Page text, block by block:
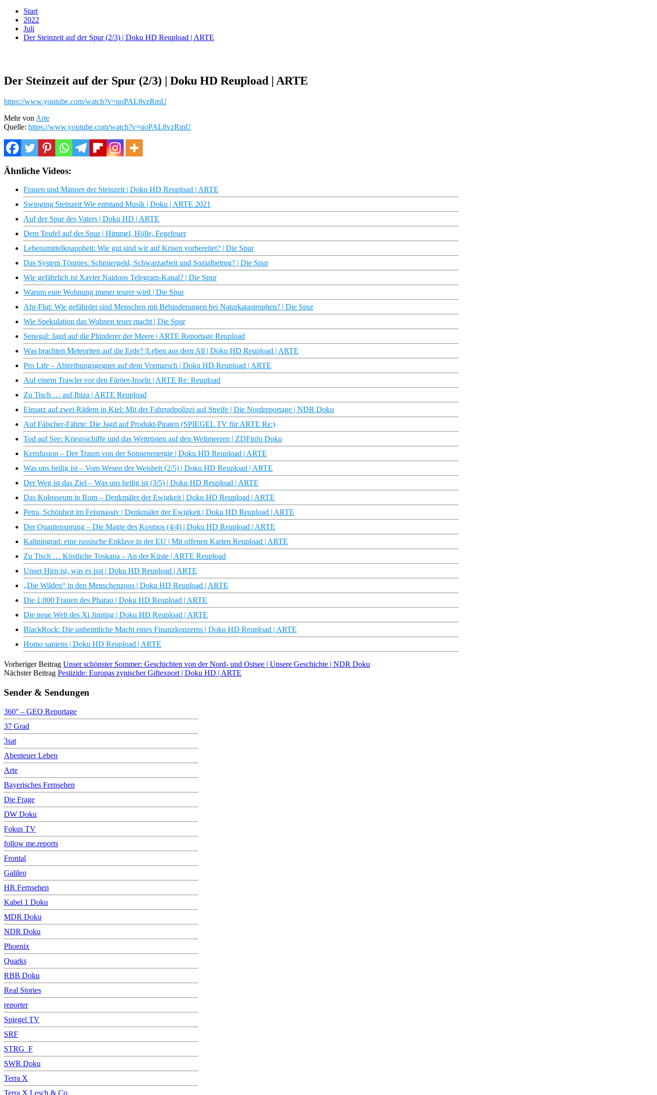
Start
2022
Juli
Der Steinzeit auf der Spur (2/3) | Doku HD Reupload | ARTE
Der Steinzeit auf der Spur (2/3) | Doku HD Reupload | ARTE
https://www.youtube.com/watch?v=qoPAL8vzRmU
Mehr von Arte
Quelle: https://www.youtube.com/watch?v=qoPAL8vzRmU
Ähnliche Videos:
Frauen und Männer der Steinzeit | Doku HD Reupload | ARTE
Swinging Steinzeit Wie entstand Musik | Doku | ARTE 2021
Auf der Spur des Vaters | Doku HD | ARTE
Dem Teufel auf der Spur | Himmel, Hölle, Fegefeuer
Lebensmittelknappheit: Wie gut sind wir auf Krisen vorbereitet? | Die Spur
Das System Tönnies: Schmiergeld, Schwarzarbeit und Sozialbetrug? | Die Spur
Wie gefährlich ist Xavier Naidoos Telegram-Kanal? | Die Spur
Warum eure Wohnung immer teurer wird | Die Spur
Ahr-Flut: Wie gefährdet sind Menschen mit Behinderungen bei Naturkatastrophen? | Die Spur
Wie Spekulation das Wohnen teuer macht | Die Spur
Senegal: Jagd auf die Plünderer der Meere | ARTE Reportage Reupload
Was brachten Meteoriten auf die Erde? |Leben aus dem All | Doku HD Reupload | ARTE
Pro Life – Abtreibungsgegner auf dem Vormarsch | Doku HD Reupload | ARTE
Auf einem Trawler vor den Färöer-Inseln | ARTE Re: Reupload
Zu Tisch … auf Ibiza | ARTE Reupload
Einsatz auf zwei Rädern in Kiel: Mit der Fahrradpolizei auf Streife | Die Nordreportage | NDR Doku
Auf Fälscher-Fährte: Die Jagd auf Produkt-Piraten (SPIEGEL TV für ARTE Re:)
Tod auf See: Kriegsschiffe und das Wettrüsten auf den Weltmeeren | ZDFinfo Doku
Kernfusion – Der Traum von der Sonnenenergie | Doku HD Reupload | ARTE
Was uns heilig ist – Vom Wesen der Weisheit (2/5) | Doku HD Reupload | ARTE
Der Weg ist das Ziel – Was uns heilig ist (3/5) | Doku HD Reupload | ARTE
Das Kolosseum in Rom – Denkmäler der Ewigkeit | Doku HD Reupload | ARTE
Petra, Schönheit im Felsmassiv | Denkmäler der Ewigkeit | Doku HD Reupload | ARTE
Der Quantensprung – Die Magie des Kosmos (4/4) | Doku HD Reupload | ARTE
Kaliningrad: eine russische Enklave in der EU | Mit offenen Karten Reupload | ARTE
Zu Tisch … Köstliche Toskana – An der Küste | ARTE Reupload
Unser Hirn ist, was es isst | Doku HD Reupload | ARTE
„Die Wilden“ in den Menschenzoos | Doku HD Reupload | ARTE
Die 1.000 Frauen des Pharao | Doku HD Reupload | ARTE
Die neue Welt des Xi Jinping | Doku HD Reupload | ARTE
BlackRock: Die unheimliche Macht eines Finanzkonzerns | Doku HD Reupload | ARTE
Homo sapiens | Doku HD Reupload | ARTE
Vorheriger Beitrag Unser schönster Sommer: Geschichten von der Nord- und Ostsee | Unsere Geschichte | NDR Doku
Nächster Beitrag Pestizide: Europas zynischer Giftexport | Doku HD | ARTE
Sender & Sendungen
360° – GEO Reportage
37 Grad
3sat
Abenteuer Leben
Arte
Bayerisches Fernsehen
Die Frage
DW Doku
Fokus TV
follow me.reports
Frontal
Galileo
HR Fernsehen
Kabel 1 Doku
MDR Doku
NDR Doku
Phoenix
Quarks
RBB Doku
Real Stories
reporter
Spiegel TV
SRF
STRG_F
SWR Doku
Terra X
Terra X Lesch & Co